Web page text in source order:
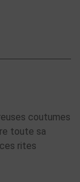
coutumes
toute sa
rites